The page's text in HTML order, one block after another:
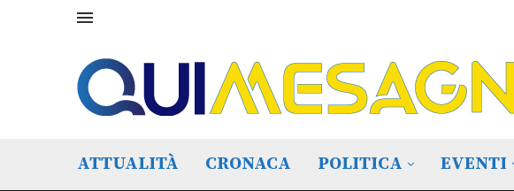
ATTUALITÀ CRONACA POLITICA EVENTI